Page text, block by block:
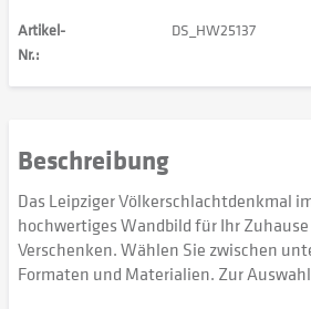
Artikel-
Nr.:
DS_HW25137
Beschreibung
Das Leipziger Völkerschlachtdenkmal
hochwertiges Wandbild für Ihr Zuhause
Verschenken. Wählen Sie zwischen
Formaten und Materialien. Zur